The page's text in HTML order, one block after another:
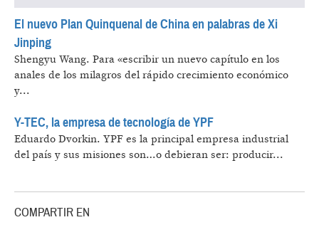
El nuevo Plan Quinquenal de China en palabras de Xi
Jinping
Shengyu Wang. Para «escribir un nuevo capítulo en los
anales de los milagros del rápido crecimiento económico
y...
Y-TEC, la empresa de tecnología de YPF
Eduardo Dvorkin. YPF es la principal empresa industrial
del país y sus misiones son…o debieran ser: producir...
COMPARTIR EN